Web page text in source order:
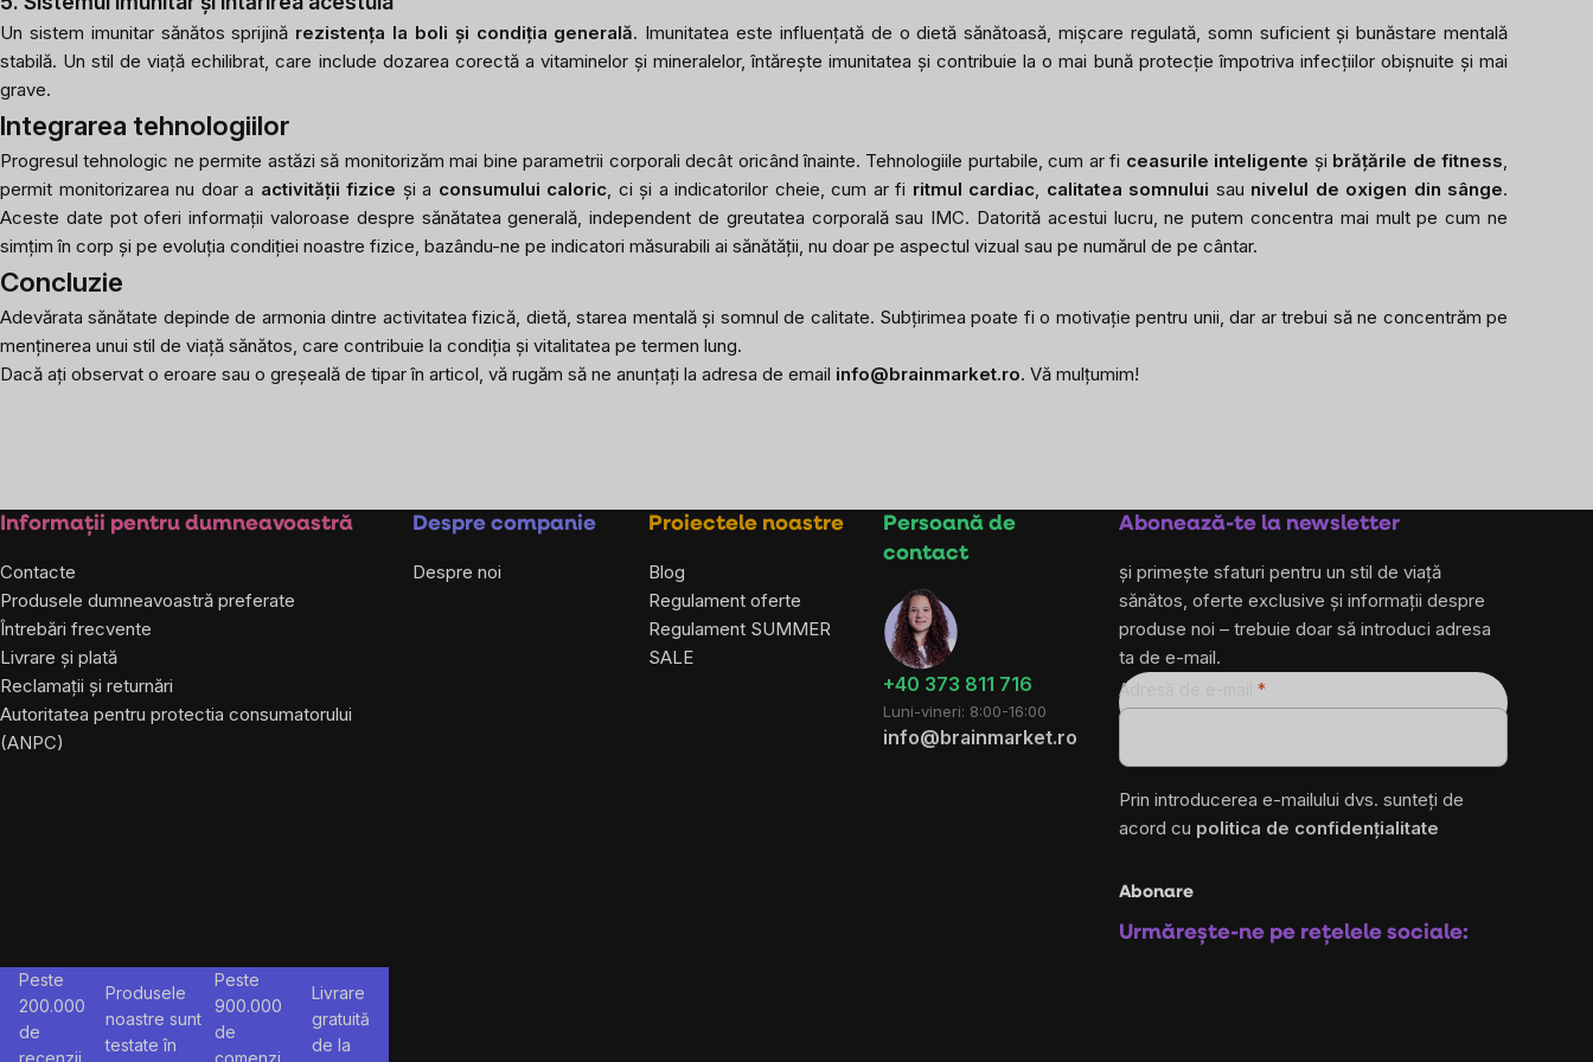
Un sistem imunitar sănătos sprijină rezistența la boli și condiția generală. Imunitatea este influențată de o dietă sănătoasă, mișcare regulată, somn suficient și bunăstare mentală
stabilă. Un stil de viață echilibrat, care include dozarea corectă a vitaminelor și mineralelor, întărește imunitatea și contribuie la o mai bună protecție împotriva infecțiilor obișnuite și mai
grave.
Integrarea tehnologiilor
Progresul tehnologic ne permite astăzi să monitorizăm mai bine parametrii corporali decât oricând înainte. Tehnologiile purtabile, cum ar fi ceasurile inteligente și brățările de fitness,
permit monitorizarea nu doar a activității fizice și a consumului caloric, ci și a indicatorilor cheie, cum ar fi ritmul cardiac, calitatea somnului sau nivelul de oxigen din sânge.
Aceste date pot oferi informații valoroase despre sănătatea generală, independent de greutatea corporală sau IMC. Datorită acestui lucru, ne putem concentra mai mult pe cum ne
simțim în corp și pe evoluția condiției noastre fizice, bazându-ne pe indicatori măsurabili ai sănătății, nu doar pe aspectul vizual sau pe numărul de pe cântar.
Concluzie
Adevărata sănătate depinde de armonia dintre activitatea fizică, dietă, starea mentală și somnul de calitate. Subțirimea poate fi o motivație pentru unii, dar ar trebui să ne concentrăm pe
menținerea unui stil de viață sănătos, care contribuie la condiția și vitalitatea pe termen lung.
Dacă ați observat o eroare sau o greșeală de tipar în articol, vă rugăm să ne anunțați la adresa de email info@brainmarket.ro. Vă mulțumim!
Subsol
Informații pentru dumneavoastră
Contacte
Produsele dumneavoastră preferate
Întrebări frecvente
Livrare și plată
Reclamații și returnări
Autoritatea pentru protectia consumatorului
(ANPC)
Despre companie
Despre noi
Proiectele noastre
Blog
Regulament oferte
Regulament SUMMER
SALE
Persoană de
contact
+40 373 811 716
Luni-vineri: 8:00-16:00
info@brainmarket.ro
Abonează-te la newsletter
și primește sfaturi pentru un stil de viață
sănătos, oferte exclusive și informații despre
produse noi – trebuie doar să introduci adresa
ta de e-mail.
Adresă de e-mail
Prin introducerea e-mailului dvs. sunteți de
acord cu politica de confidențialitate
Abonare
Urmărește-ne pe rețelele sociale:
Peste
200.000
de
Produsele
noastre sunt
testate în
Peste
900.000
de
Livrare
gratuită
de la